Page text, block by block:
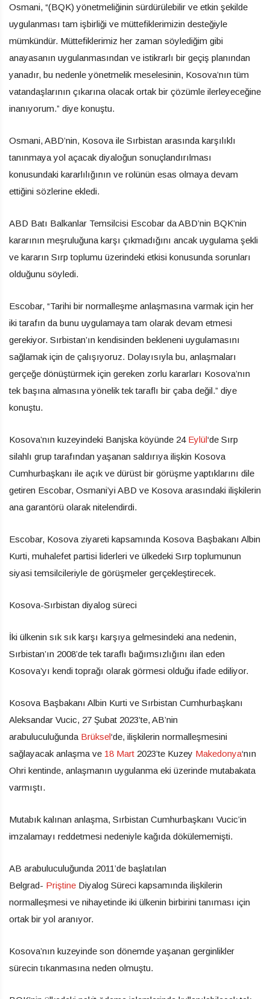
Osmani, “(BQK) yönetmeliğinin sürdürülebilir ve etkin şekilde
uygulanması tam işbirliği ve müttefiklerimizin desteğiyle
mümkündür. Müttefiklerimiz her zaman söylediğim gibi
anayasanın uygulanmasından ve istikrarlı bir geçiş planından
yanadır, bu nedenle yönetmelik meselesinin, Kosova’nın tüm
vatandaşlarının çıkarına olacak ortak bir çözümle ilerleyeceğine
inanıyorum.” diye konuştu.
Osmani, ABD’nin, Kosova ile Sırbistan arasında karşılıklı
tanınmaya yol açacak diyaloğun sonuçlandırılması
konusundaki kararlılığının ve rolünün esas olmaya devam
ettiğini sözlerine ekledi.
ABD Batı Balkanlar Temsilcisi Escobar da ABD’nin BQK’nin
kararının meşruluğuna karşı çıkmadığını ancak uygulama şekli
ve kararın Sırp toplumu üzerindeki etkisi konusunda sorunları
olduğunu söyledi.
Escobar, “Tarihi bir normalleşme anlaşmasına varmak için her
iki tarafın da bunu uygulamaya tam olarak devam etmesi
gerekiyor. Sırbistan’ın kendisinden bekleneni uygulamasını
sağlamak için de çalışıyoruz. Dolayısıyla bu, anlaşmaları
gerçeğe dönüştürmek için gereken zorlu kararları Kosova’nın
tek başına almasına yönelik tek taraflı bir çaba değil.” diye
konuştu.
Kosova’nın kuzeyindeki Banjska köyünde 24 Eylül‘de Sırp
silahlı grup tarafından yaşanan saldırıya ilişkin Kosova
Cumhurbaşkanı ile açık ve dürüst bir görüşme yaptıklarını dile
getiren Escobar, Osmani’yi ABD ve Kosova arasındaki ilişkilerin
ana garantörü olarak nitelendirdi.
Escobar, Kosova ziyareti kapsamında Kosova Başbakanı Albin
Kurti, muhalefet partisi liderleri ve ülkedeki Sırp toplumunun
siyasi temsilcileriyle de görüşmeler gerçekleştirecek.
Kosova-Sırbistan diyalog süreci
İki ülkenin sık sık karşı karşıya gelmesindeki ana nedenin,
Sırbistan’ın 2008’de tek taraflı bağımsızlığını ilan eden
Kosova’yı kendi toprağı olarak görmesi olduğu ifade ediliyor.
Kosova Başbakanı Albin Kurti ve Sırbistan Cumhurbaşkanı
Aleksandar Vucic, 27 Şubat 2023’te, AB’nin
arabuluculuğunda Brüksel‘de, ilişkilerin normalleşmesini
sağlayacak anlaşma ve 18 Mart 2023’te Kuzey Makedonya‘nın
Ohri kentinde, anlaşmanın uygulanma eki üzerinde mutabakata
varmıştı.
Mutabık kalınan anlaşma, Sırbistan Cumhurbaşkanı Vucic’in
imzalamayı reddetmesi nedeniyle kağıda dökülememişti.
AB arabuluculuğunda 2011’de başlatılan
Belgrad- Priştine Diyalog Süreci kapsamında ilişkilerin
normalleşmesi ve nihayetinde iki ülkenin birbirini tanıması için
ortak bir yol aranıyor.
Kosova’nın kuzeyinde son dönemde yaşanan gerginlikler
sürecin tıkanmasına neden olmuştu.